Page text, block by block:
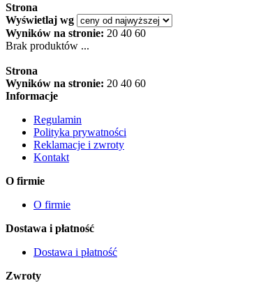
Strona
Wyświetlaj wg
Wyników na stronie: 20 40 60
Brak produktów ...
Strona
Wyników na stronie: 20 40 60
Informacje
Regulamin
Polityka prywatności
Reklamacje i zwroty
Kontakt
O firmie
O firmie
Dostawa i płatność
Dostawa i płatność
Zwroty